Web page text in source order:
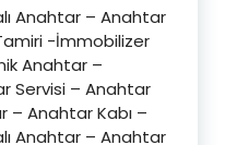
Anahtar – Anahtar
-İmmobilizer
Anahtar –
Servisi – Anahtar
– Anahtar Kabı –
Anahtar – Anahtar